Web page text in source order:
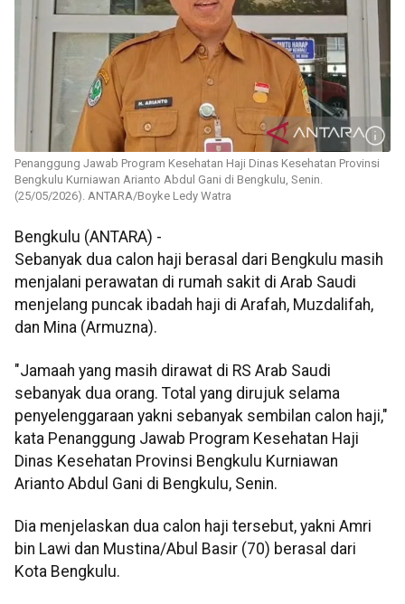
Penanggung Jawab Program Kesehatan Haji Dinas Kesehatan Provinsi
Bengkulu Kurniawan Arianto Abdul Gani di Bengkulu, Senin.
(25/05/2026). ANTARA/Boyke Ledy Watra
Bengkulu (ANTARA) -
Sebanyak dua calon haji berasal dari Bengkulu masih
menjalani perawatan di rumah sakit di Arab Saudi
menjelang puncak ibadah haji di Arafah, Muzdalifah,
dan Mina (Armuzna).
"Jamaah yang masih dirawat di RS Arab Saudi
sebanyak dua orang. Total yang dirujuk selama
penyelenggaraan yakni sebanyak sembilan calon haji,"
kata Penanggung Jawab Program Kesehatan Haji
Dinas Kesehatan Provinsi Bengkulu Kurniawan
Arianto Abdul Gani di Bengkulu, Senin.
Dia menjelaskan dua calon haji tersebut, yakni Amri
bin Lawi dan Mustina/Abul Basir (70) berasal dari
Kota Bengkulu.